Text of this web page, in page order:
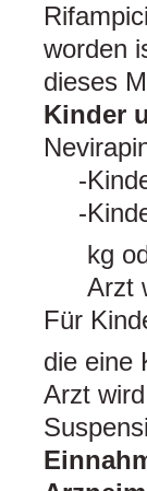
worden
dieses
Kinder
kg
Arzt
Für
die eine
Arzt